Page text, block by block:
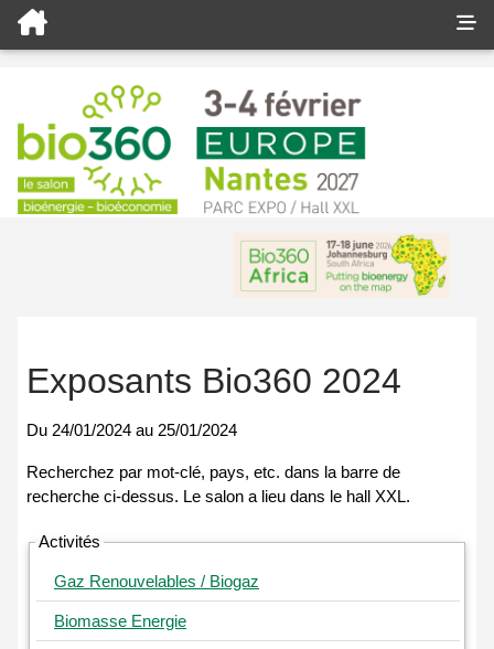
Exposants Bio360 2024
Du 24/01/2024 au 25/01/2024
Activités
Gaz Renouvelables / Biogaz
Biomasse Energie